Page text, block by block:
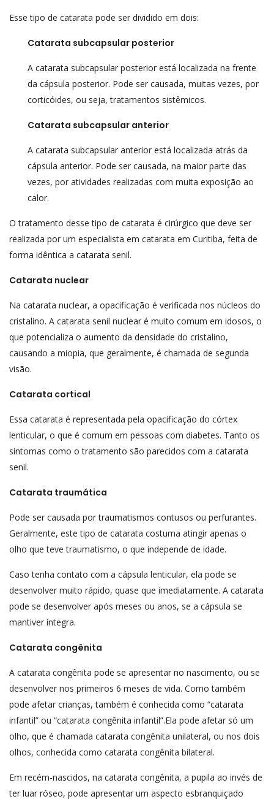
Esse tipo de catarata pode ser dividido em dois:
Catarata subcapsular posterior
A catarata subcapsular posterior está localizada na frente
da cápsula posterior. Pode ser causada, muitas vezes, por
corticóides, ou seja, tratamentos sistêmicos.
Catarata subcapsular anterior
A catarata subcapsular anterior está localizada atrás da
cápsula anterior. Pode ser causada, na maior parte das
vezes, por atividades realizadas com muita exposição ao
calor.
O tratamento desse tipo de catarata é cirúrgico que deve ser
realizada por um especialista em catarata em Curitiba, feita de
forma idêntica a catarata senil.
Catarata nuclear
Na catarata nuclear, a opacificação é verificada nos núcleos do
cristalino. A catarata senil nuclear é muito comum em idosos, o
que potencializa o aumento da densidade do cristalino,
causando a miopia, que geralmente, é chamada de segunda
visão.
Catarata cortical
Essa catarata é representada pela opacificação do córtex
lenticular, o que é comum em pessoas com diabetes. Tanto os
sintomas como o tratamento são parecidos com a catarata
senil.
Catarata traumática
Pode ser causada por traumatismos contusos ou perfurantes.
Geralmente, este tipo de catarata costuma atingir apenas o
olho que teve traumatismo, o que independe de idade.
Caso tenha contato com a cápsula lenticular, ela pode se
desenvolver muito rápido, quase que imediatamente. A catarata
pode se desenvolver após meses ou anos, se a cápsula se
mantiver íntegra.
Catarata congênita
A catarata congênita pode se apresentar no nascimento, ou se
desenvolver nos primeiros 6 meses de vida. Como também
pode afetar crianças, também é conhecida como “catarata
infantil” ou “catarata congênita infantil”.Ela pode afetar só um
olho, que é chamada catarata congênita unilateral, ou nos dois
olhos, conhecida como catarata congênita bilateral.
Em recém-nascidos, na catarata congênita, a pupila ao invés de
ter luar róseo, pode apresentar um aspecto esbranquiçado